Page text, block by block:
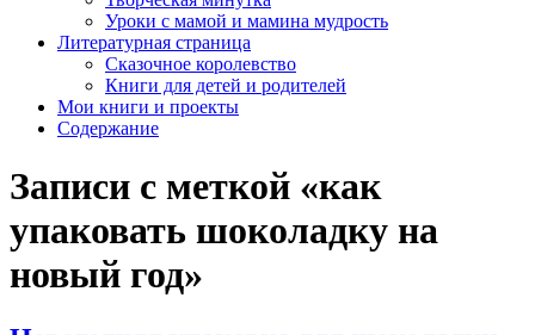
Уроки с мамой и мамина мудрость
Литературная страница
Сказочное королевство
Книги для детей и родителей
Мои книги и проекты
Содержание
Записи с меткой «как
упаковать шоколадку на
новый год»